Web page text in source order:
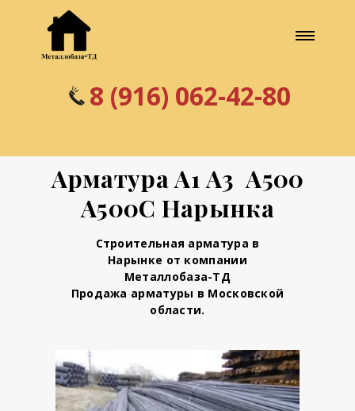
8 (916) 062-42-80
Арматура А1 А3 А500
А500С Нарынка
Строительная арматура в
Нарынке от компании
Металлобаза-ТД
Продажа арматуры в Московской
области.